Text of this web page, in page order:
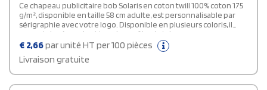
Ce chapeau publicitaire bob Solaris en coton twill 100% coton 175
g/m², disponible en taille 58 cm adulte, est personnalisable par
sérigraphie avec votre logo. Disponible en plusieurs coloris, il
permet de répondre à tous les goûts et styles.
€ 2,66par unité HT per 100 pièces
Livraison gratuite